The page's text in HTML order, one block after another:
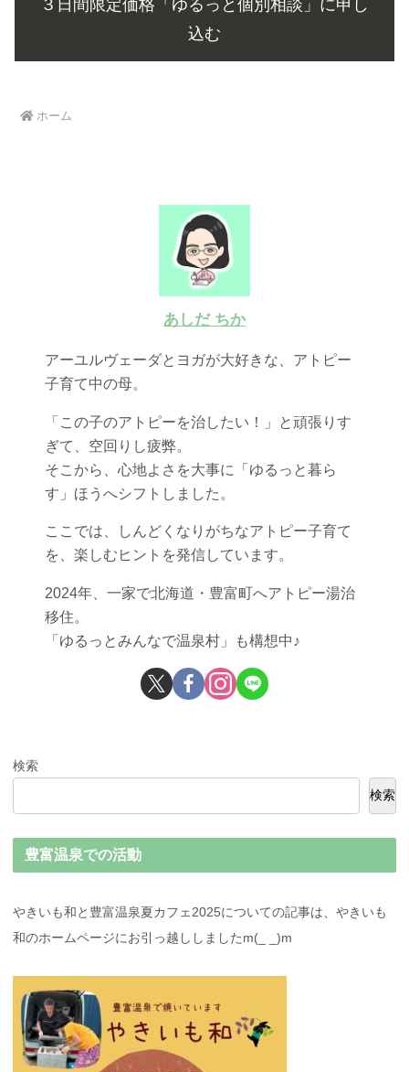
３日間限定価格「ゆるっと個別相談」に申し
込む
ホーム
あしだ ちか
アーユルヴェーダとヨガが大好きな、アトピー
子育て中の母。
「この子のアトピーを治したい！」と頑張りす
ぎて、空回りし疲弊。
そこから、心地よさを大事に「ゆるっと暮ら
す」ほうへシフトしました。
ここでは、しんどくなりがちなアトピー子育て
を、楽しむヒントを発信しています。
2024年、一家で北海道・豊富町へアトピー湯治
移住。
「ゆるっとみんなで温泉村」も構想中♪
検索
検索
豊富温泉での活動
やきいも和と豊富温泉夏カフェ2025についての記事は、やきいも
和のホームページにお引っ越ししましたm(_ _)m